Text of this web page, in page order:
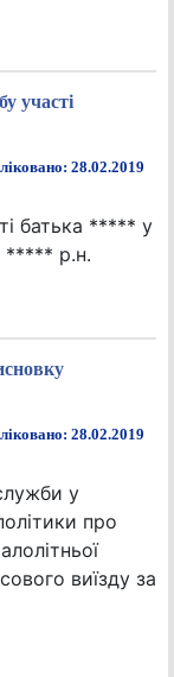
участі
28.02.2019
батька ***** у
***** р.н.
28.02.2019
у
про
виїзду за